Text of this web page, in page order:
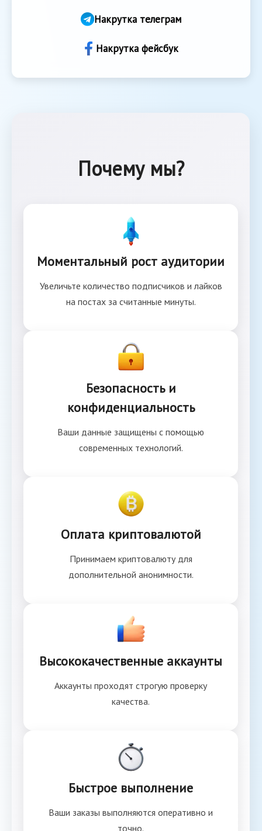
Накрутка телеграм
Накрутка фейсбук
Почему мы?
Моментальный рост аудитории
Увеличьте количество подписчиков и лайков
на постах за считанные минуты.
Безопасность и
конфиденциальность
Ваши данные защищены с помощью
современных технологий.
Оплата криптовалютой
Принимаем криптовалюту для
дополнительной анонимности.
Высококачественные аккаунты
Аккаунты проходят строгую проверку
качества.
Быстрое выполнение
Ваши заказы выполняются оперативно и
точно.